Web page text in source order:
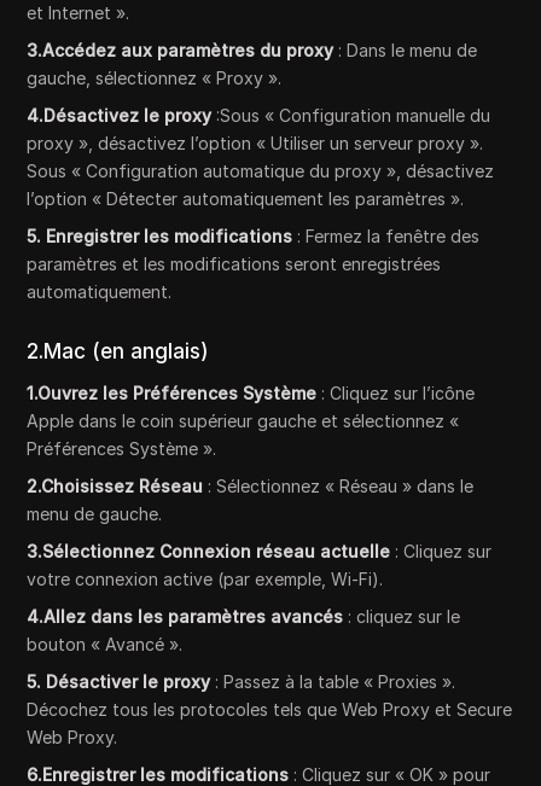
et Internet ».
3.Accédez aux paramètres du proxy: Dans le menu de
gauche, sélectionnez « Proxy ».
4.Désactivez le proxy:Sous « Configuration manuelle du
proxy », désactivez l’option « Utiliser un serveur proxy ».
Sous « Configuration automatique du proxy », désactivez
l’option « Détecter automatiquement les paramètres ».
5. Enregistrer les modifications : Fermez la fenêtre des
paramètres et les modifications seront enregistrées
automatiquement.
2.Mac (en anglais)
1.Ouvrez les Préférences Système : Cliquez sur l’icône
Apple dans le coin supérieur gauche et sélectionnez «
Préférences Système ».
2.Choisissez Réseau : Sélectionnez « Réseau » dans le
menu de gauche.
3.Sélectionnez Connexion réseau actuelle : Cliquez sur
votre connexion active (par exemple, Wi-Fi).
4.Allez dans les paramètres avancés : cliquez sur le
bouton « Avancé ».
5. Désactiver le proxy: Passez à la table « Proxies ».
Décochez tous les protocoles tels que Web Proxy et Secure
Web Proxy.
6.Enregistrer les modifications : Cliquez sur « OK » pour